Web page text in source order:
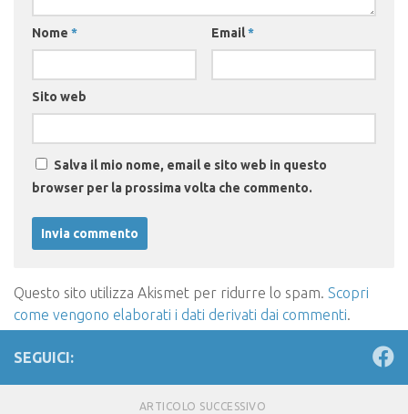
Nome * Email*
Sito web
Salva il mio nome, email e sito web in questo
browser per la prossima volta che commento.
Questo sito utilizza Akismet per ridurre lo spam. Scopri
come vengono elaborati i dati derivati dai commenti.
SEGUICI:
ARTICOLO SUCCESSIVO